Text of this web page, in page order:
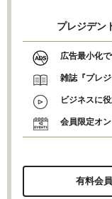
プレジデン
広告最小化
雑誌『プレ
ビジネスに
会員限定オ
有料会